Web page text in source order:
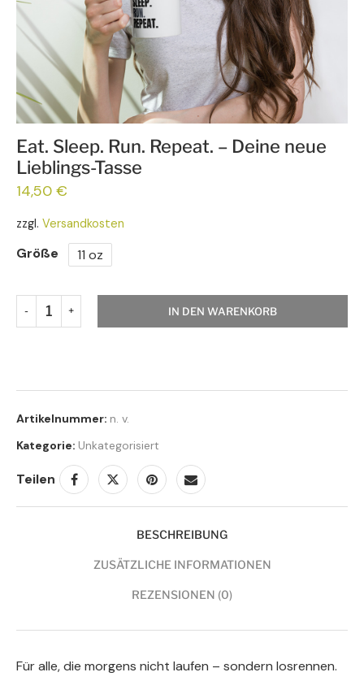
Eat. Sleep. Run. Repeat. – Deine neue
Lieblings-Tasse
14,50 €
zzgl. Versandkosten
Größe 11 oz
IN DEN WARENKORB
Artikelnummer: n. v.
Kategorie: Unkategorisiert
Teilen
BESCHREIBUNG
ZUSÄTZLICHE INFORMATIONEN
REZENSIONEN (0)
Für alle, die morgens nicht laufen – sondern losrennen.